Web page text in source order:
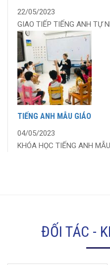
22/05/2023
GIAO TIẾP TIẾNG ANH TỰ
TIẾNG ANH MẪU GIÁO
04/05/2023
KHÓA HỌC TIẾNG ANH
ĐỐI TÁC -